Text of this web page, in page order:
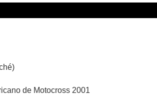
de Motocross 2001